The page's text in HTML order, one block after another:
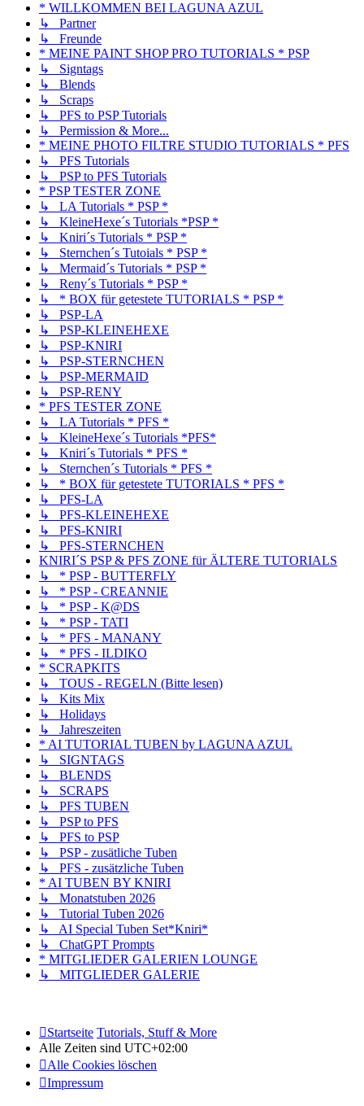
* WILLKOMMEN BEI LAGUNA AZUL
↳ Partner
↳ Freunde
* MEINE PAINT SHOP PRO TUTORIALS * PSP
↳ Signtags
↳ Blends
↳ Scraps
↳ PFS to PSP Tutorials
↳ Permission & More...
* MEINE PHOTO FILTRE STUDIO TUTORIALS * PFS
↳ PFS Tutorials
↳ PSP to PFS Tutorials
* PSP TESTER ZONE
↳ LA Tutorials * PSP *
↳ KleineHexe´s Tutorials *PSP *
↳ Kniri´s Tutorials * PSP *
↳ Sternchen´s Tutoials * PSP *
↳ Mermaid´s Tutorials * PSP *
↳ Reny´s Tutorials * PSP *
↳ * BOX für getestete TUTORIALS * PSP *
↳ PSP-LA
↳ PSP-KLEINEHEXE
↳ PSP-KNIRI
↳ PSP-STERNCHEN
↳ PSP-MERMAID
↳ PSP-RENY
* PFS TESTER ZONE
↳ LA Tutorials * PFS *
↳ KleineHexe´s Tutorials *PFS*
↳ Kniri´s Tutorials * PFS *
↳ Sternchen´s Tutorials * PFS *
↳ * BOX für getestete TUTORIALS * PFS *
↳ PFS-LA
↳ PFS-KLEINEHEXE
↳ PFS-KNIRI
↳ PFS-STERNCHEN
KNIRI´S PSP & PFS ZONE für ÄLTERE TUTORIALS
↳ * PSP - BUTTERFLY
↳ * PSP - CREANNIE
↳ * PSP - K@DS
↳ * PSP - TATI
↳ * PFS - MANANY
↳ * PFS - ILDIKO
* SCRAPKITS
↳ TOUS - REGELN (Bitte lesen)
↳ Kits Mix
↳ Holidays
↳ Jahreszeiten
* AI TUTORIAL TUBEN by LAGUNA AZUL
↳ SIGNTAGS
↳ BLENDS
↳ SCRAPS
↳ PFS TUBEN
↳ PSP to PFS
↳ PFS to PSP
↳ PSP - zusätliche Tuben
↳ PFS - zusätzliche Tuben
* AI TUBEN BY KNIRI
↳ Monatstuben 2026
↳ Tutorial Tuben 2026
↳ AI Special Tuben Set*Kniri*
↳ ChatGPT Prompts
* MITGLIEDER GALERIEN LOUNGE
↳ MITGLIEDER GALERIE
Startseite Tutorials, Stuff & More
Alle Zeiten sind UTC+02:00
Alle Cookies löschen
Impressum